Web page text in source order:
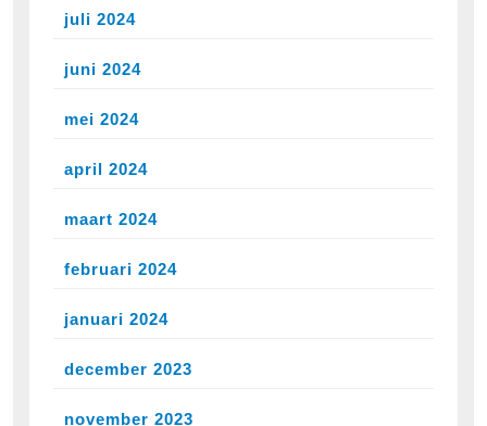
juli 2024
juni 2024
mei 2024
april 2024
maart 2024
februari 2024
januari 2024
december 2023
november 2023